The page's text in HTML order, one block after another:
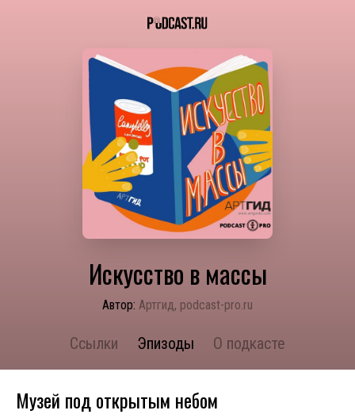
Искусство в массы
Автор: Артгид, podcast-pro.ru
Ссылки Эпизоды О подкасте
Музей под открытым небом